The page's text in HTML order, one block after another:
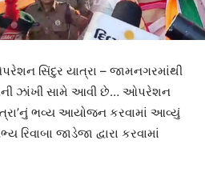
સિંદુર યાત્રા – જામનગરમાંથી
ઝાંખી સામે આવી છે… ઓપરેશન
ભવ્ય આયોજન કરવામાં આવ્યું
જાડેજા દ્વારા કરવામાં